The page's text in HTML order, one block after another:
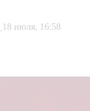
18 июля, 16:58